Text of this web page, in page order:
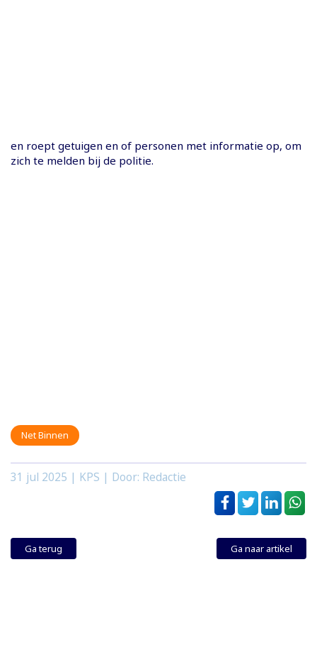
en roept getuigen en of personen met informatie op, om
zich te melden bij de politie.
Net Binnen
31 jul 2025 | KPS | Door: Redactie
Ga terug Ga naar artikel